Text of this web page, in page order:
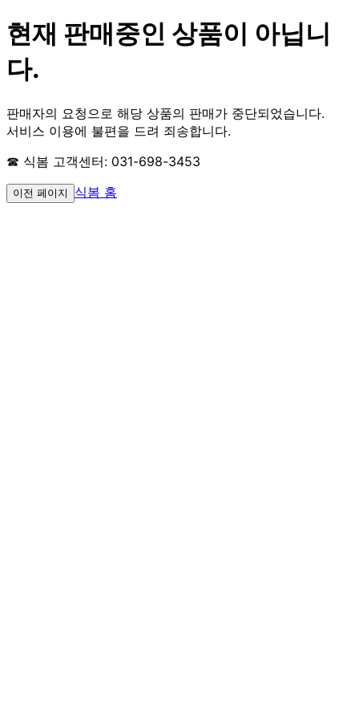
현재 판매중인 상품이 아닙니
다.
판매자의 요청으로 해당 상품의 판매가 중단되었습니다.
서비스 이용에 불편을 드려 죄송합니다.
☎ 식봄 고객센터: 031-698-3453
이전 페이지 식봄 홈